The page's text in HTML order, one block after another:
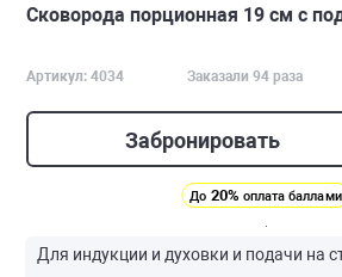
Сковорода порционная 19 см с
Артикул: 4034 Заказали 94 раза
Забронировать
До 20% оплата баллами
Для индукции и духовки и подачи на